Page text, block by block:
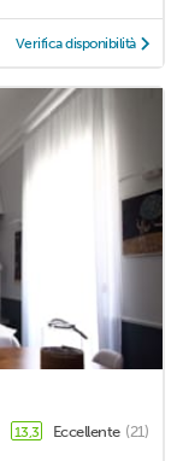
Verifica disponibilità
13,3 Eccellente (21)